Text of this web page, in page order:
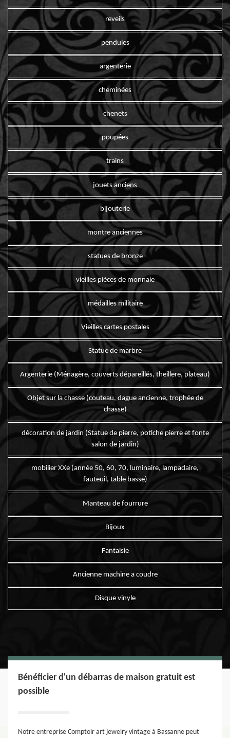
reveils
pendules
argenterie
cheminées
chenets
poupées
trains
jouets anciens
bijouterie
montre anciennes
statues de bronze
vieilles pièces de monnaie
médailles militaire
Vieilles cartes postales
Statue de marbre
Argenterie (Ménagère, couverts dépareillés, theillere, plateau)
Objet sur la chasse (couteau, dague ancienne, trophée de
chasse)
décoration de jardin (Statue de pierre, potiche pierre et fonte
salon de jardin)
mobilier XXe (année 50, 60, 70, luminaire, lampadaire,
fauteuil, table basse)
Manteau de fourrure
Bijoux
Fantaisie
Ancienne machine a coudre
Disque vinyle
Bénéficier d'un débarras de maison gratuit est
possible
Notre entreprise Comptoir art jewelry vintage à Bassanne peut